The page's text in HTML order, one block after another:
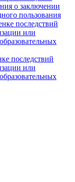
о заключении
пользования
последствий
или
последствий
или